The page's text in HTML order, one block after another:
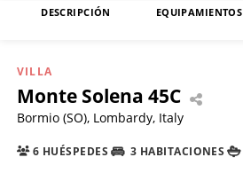
DESCRIPCIÓN EQUIPAMIENTOS
VILLA
Monte Solena 45C
Bormio (SO), Lombardy, Italy
6 HUÉSPEDES 3 HABITACIONES